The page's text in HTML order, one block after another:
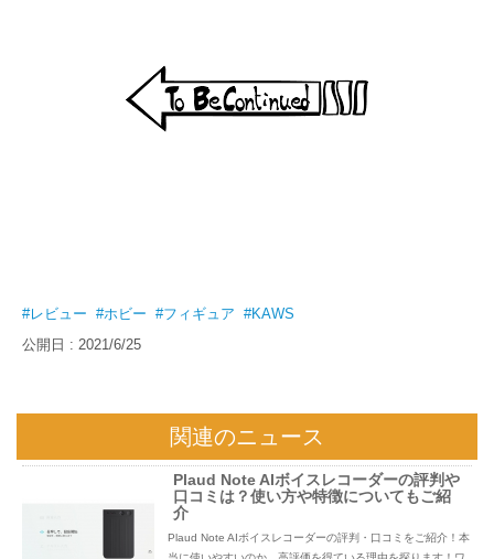
#レビュー #ホビー #フィギュア #KAWS
公開日 : 2021/6/25
関連のニュース
Plaud Note AIボイスレコーダーの評判や
口コミは？使い方や特徴についてもご紹
介
Plaud Note AIボイスレコーダーの評判・口コミをご紹介！本